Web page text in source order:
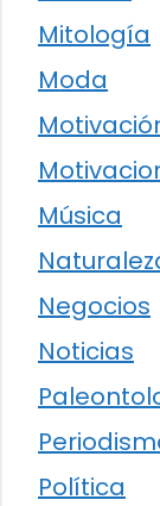
Mitología
Moda
Música
Negocios
Noticias
Política